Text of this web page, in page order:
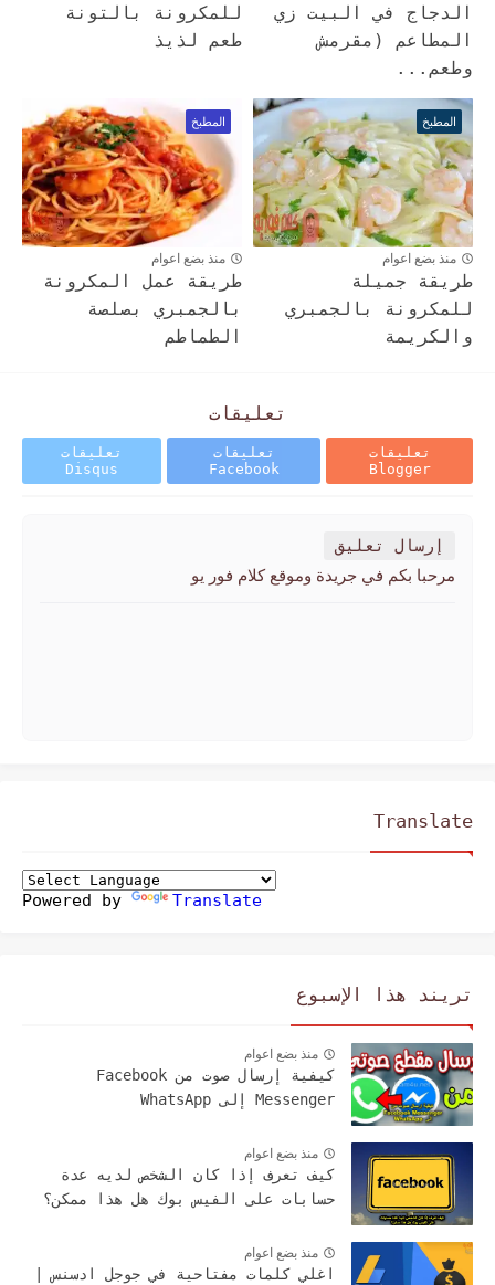
الدجاج في البيت زي
المطاعم (مقرمش
وطعم...
للمكرونة بالتونة
طعم لذيذ
المطبخ
منذ بضع اعوام
طريقة جميلة
للمكرونة بالجمبري
والكريمة
المطبخ
منذ بضع اعوام
طريقة عمل المكرونة
بالجمبري بصلصة
الطماطم
تعليقات
تعليقات
Blogger
تعليقات
Facebook
تعليقات
Disqus
إرسال تعليق
مرحبا بكم في جريدة وموقع كلام فور يو
Translate
Powered by Translate
تريند هذا الإسبوع
منذ بضع اعوام
كيفية إرسال صوت من Facebook
Messenger إلى WhatsApp
منذ بضع اعوام
كيف تعرف إذا كان الشخص لديه عدة
حسابات على الفيس بوك هل هذا ممكن؟
منذ بضع اعوام
اغلي كلمات مفتاحية في جوجل ادسنس |